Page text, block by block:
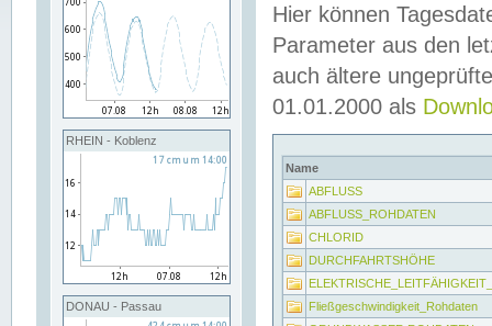
RHEIN - Koblenz
DONAU - Passau
Hier können
Parameter aus den
auch ältere
01.01.2000 als
Name
ABFLUSS
ABFLUSS_ROHDATEN
CHLORID
DURCHFAHRTSHÖHE
Fließgeschwindigkeit_Rohdaten